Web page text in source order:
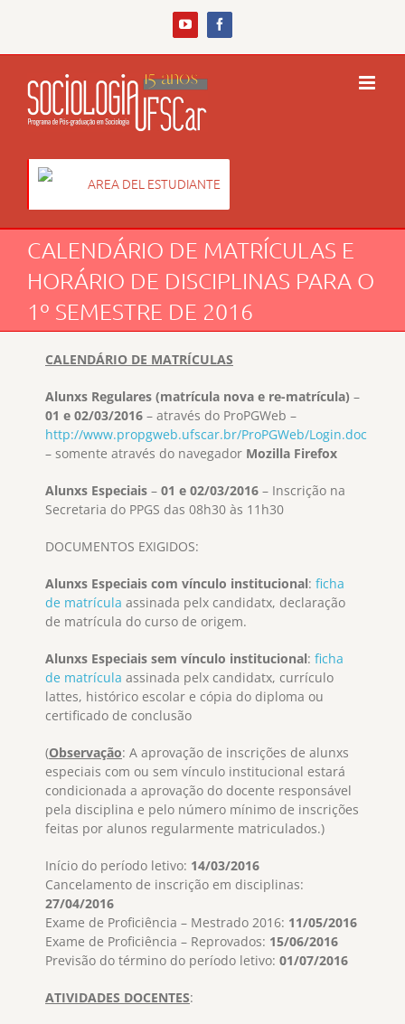
YouTubeFacebook
AREA DEL ESTUDIANTE
CALENDÁRIO DE MATRÍCULAS E
HORÁRIO DE DISCIPLINAS PARA O
1º SEMESTRE DE 2016
CALENDÁRIO DE MATRÍCULAS
Alunxs Regulares (matrícula nova e re-matrícula) –
01 e 02/03/2016 – através do ProPGWeb –
http://www.propgweb.ufscar.br/ProPGWeb/Login.doc
– somente através do navegador Mozilla Firefox
Alunxs Especiais – 01 e 02/03/2016 – Inscrição na
Secretaria do PPGS das 08h30 às 11h30
DOCUMENTOS EXIGIDOS:
Alunxs Especiais com vínculo institucional: ficha
de matrícula assinada pelx candidatx, declaração
de matrícula do curso de origem.
Alunxs Especiais sem vínculo institucional: ficha
de matrícula assinada pelx candidatx, currículo
lattes, histórico escolar e cópia do diploma ou
certificado de conclusão
(Observação: A aprovação de inscrições de alunxs
especiais com ou sem vínculo institucional estará
condicionada a aprovação do docente responsável
pela disciplina e pelo número mínimo de inscrições
feitas por alunos regularmente matriculados.)
Início do período letivo: 14/03/2016
Cancelamento de inscrição em disciplinas:
27/04/2016
Exame de Proficiência – Mestrado 2016: 11/05/2016
Exame de Proficiência – Reprovados: 15/06/2016
Previsão do término do período letivo: 01/07/2016
ATIVIDADES DOCENTES: